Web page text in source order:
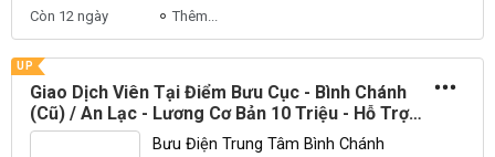
Còn 12 ngày
Thêm...
UP
Giao Dịch Viên Tại Điểm Bưu Cục - Bình Chánh
(Cũ) / An Lạc - Lương Cơ Bản 10 Triệu - Hỗ Trợ
Thăng Tiến Trong Tương LaiBưu Điện Trung Tâm Bình Chánh